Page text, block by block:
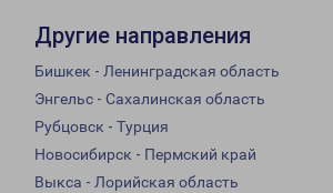
Другие направления
Бишкек - Ленинградская область
Энгельс - Сахалинская область
Рубцовск - Турция
Новосибирск - Пермский край
Выкса - Лорийская область